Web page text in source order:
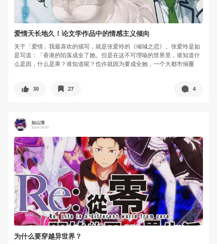
爱情天长地久！论文学作品中的情感主义倾向
关于「爱情」我最喜欢的描写，就是张爱玲的《倾城之恋》。张爱玲是如
是写道：「香港的陷落成全了她。但是在这不可理喻的世界里，谁知道什
么是因，什么是果？谁知道呢？也许就因为要成全她，一个大都市倾覆
30 27 4
如山清
2024-10-01
为什么要穿越异世界？